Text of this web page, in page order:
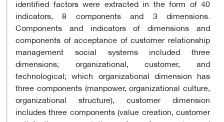
identified factors were extracted in the form of 40
indicators, 8 components and 3 dimensions.
Components and indicators of dimensions and
components of acceptance of customer relationship
management social systems included three
dimensions; organizational, customer, and
technological; which organizational dimension has
three components (manpower, organizational culture,
organizational structure), customer dimension
includes three components (value creation, customer